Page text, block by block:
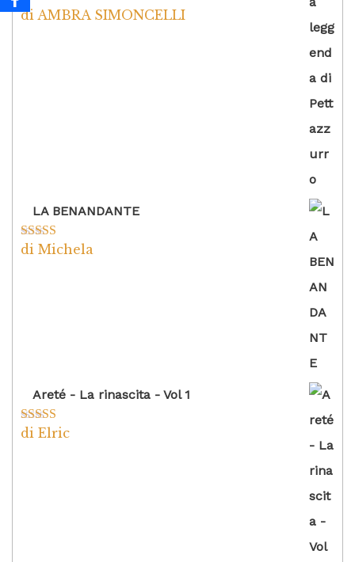
Valutato5su
di AMBRA SIMONCELLI
LA BENANDANTE
Valutato5su
di Michela
Areté - La rinascita - Vol 1
Valutato5
di Elric